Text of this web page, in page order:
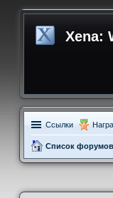
Xena:
Ссылки
Список форумов